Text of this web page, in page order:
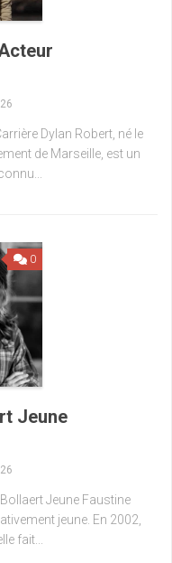
Dylan Robert, né le
de Marseille, est un
0
Jeune
Jeune Faustine
jeune. En 2002,
fait...